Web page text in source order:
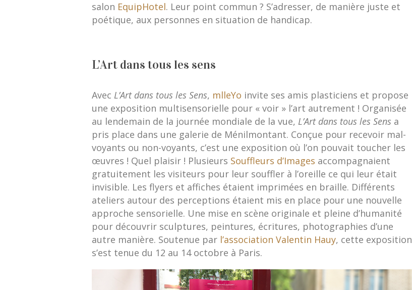
salon EquipHotel. Leur point commun ? S’adresser, de manière juste et
poétique, aux personnes en situation de handicap.
L’Art dans tous les sens
Avec L’Art dans tous les Sens, mlleYo invite ses amis plasticiens et propose
une exposition multisensorielle pour « voir » l’art autrement ! Organisée
au lendemain de la journée mondiale de la vue, L’Art dans tous les Sens a
pris place dans une galerie de Ménilmontant. Conçue pour recevoir mal-
voyants ou non-voyants, c’est une exposition où l’on pouvait toucher les
œuvres ! Quel plaisir ! Plusieurs Souffleurs d’Images accompagnaient
gratuitement les visiteurs pour leur souffler à l’oreille ce qui leur était
invisible. Les flyers et affiches étaient imprimées en braille. Différents
ateliers autour des perceptions étaient mis en place pour une nouvelle
approche sensorielle. Une mise en scène originale et pleine d’humanité
pour découvrir sculptures, peintures, écritures, photographies d’une
autre manière. Soutenue par l’association Valentin Hauy, cette exposition
s’est tenue du 12 au 14 octobre à Paris.